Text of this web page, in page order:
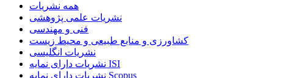
همه نشریات
نشریات علمی پژوهشی
فنی و مهندسی
کشاورزی و منابع طبیعی و محیط زیست
نشریات انگلیسی
نشریات دارای نمایه ISI
نشریات دارای نمایه Scopus